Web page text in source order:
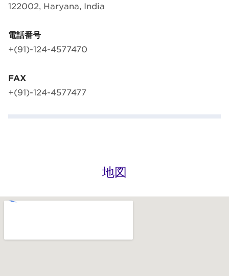
122002, Haryana, India
電話番号
+(91)-124-4577470
FAX
+(91)-124-4577477
地図